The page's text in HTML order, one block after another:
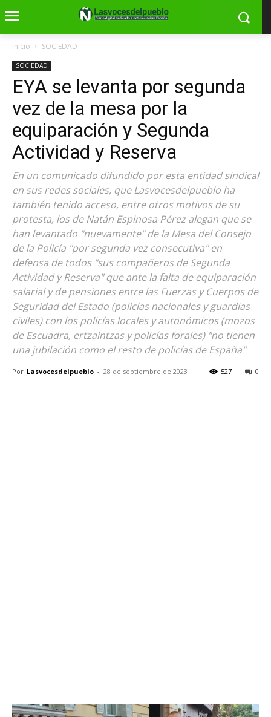
Inicio SOCIEDAD
SOCIEDAD
EYA se levanta por segunda
vez de la mesa por la
equiparación y Segunda
Actividad y Reserva
En un comunicado difundido por esta entidad sindical
en sus redes sociales, que Lasvocesdelpueblo ha
también tenido acceso, entre otros motivos de su
protesta, los de Natán Espinosa Pérez alegan que se
han levantado "nuevamente" de la Mesa del Consejo
de la Policía "por segunda vez consecutiva" en
defensa de todos "sus compañeros de Segunda
Actividad y Reserva" que ante la falta de equiparación
salarial y de pensiones entre las Fuerzas y Cuerpos de
Seguridad del Estado (policías nacionales y guardias
civiles) con los policías locales y autonómicos (mozos
de Escuadra, ertzaintzas y policías forales) "no tienen
una jubilación como el resto de policías de España"
Por Lasvocesdelpueblo - 28 de septiembre de 2023 0
527